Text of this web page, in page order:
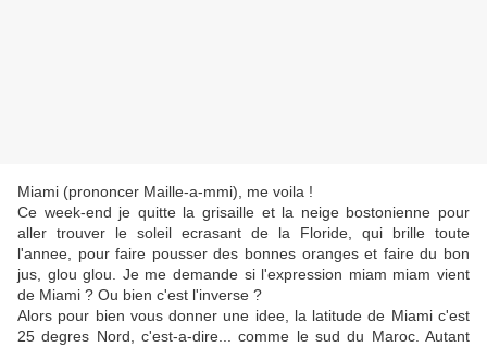
Miami (prononcer Maille-a-mmi), me voila !
Ce week-end je quitte la grisaille et la neige bostonienne pour
aller trouver le soleil ecrasant de la Floride, qui brille toute
l'annee, pour faire pousser des bonnes oranges et faire du bon
jus, glou glou. Je me demande si l'expression miam miam vient
de Miami ? Ou bien c'est l'inverse ?
Alors pour bien vous donner une idee, la latitude de Miami c'est
25 degres Nord, c'est-a-dire... comme le sud du Maroc. Autant